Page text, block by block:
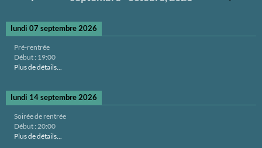
lundi 07 septembre 2026
Pré-rentrée
Début : 19:00
Plus de détails...
lundi 14 septembre 2026
Soirée de rentrée
Début : 20:00
Plus de détails...